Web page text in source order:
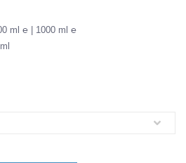
ml ℮ | 1000 ml ℮